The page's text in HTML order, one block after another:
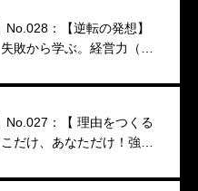
No.028：【逆転の発想】
敗から学ぶ。経営力（映
No.027：【 理由をつくる
だけ、あなただけ！強い